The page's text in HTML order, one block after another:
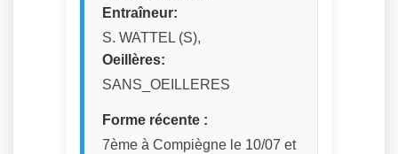
Entraîneur:
S. WATTEL (S),
Oeillères:
SANS_OEILLERES
Forme récente :
7ème à Compiègne le 10/07 et